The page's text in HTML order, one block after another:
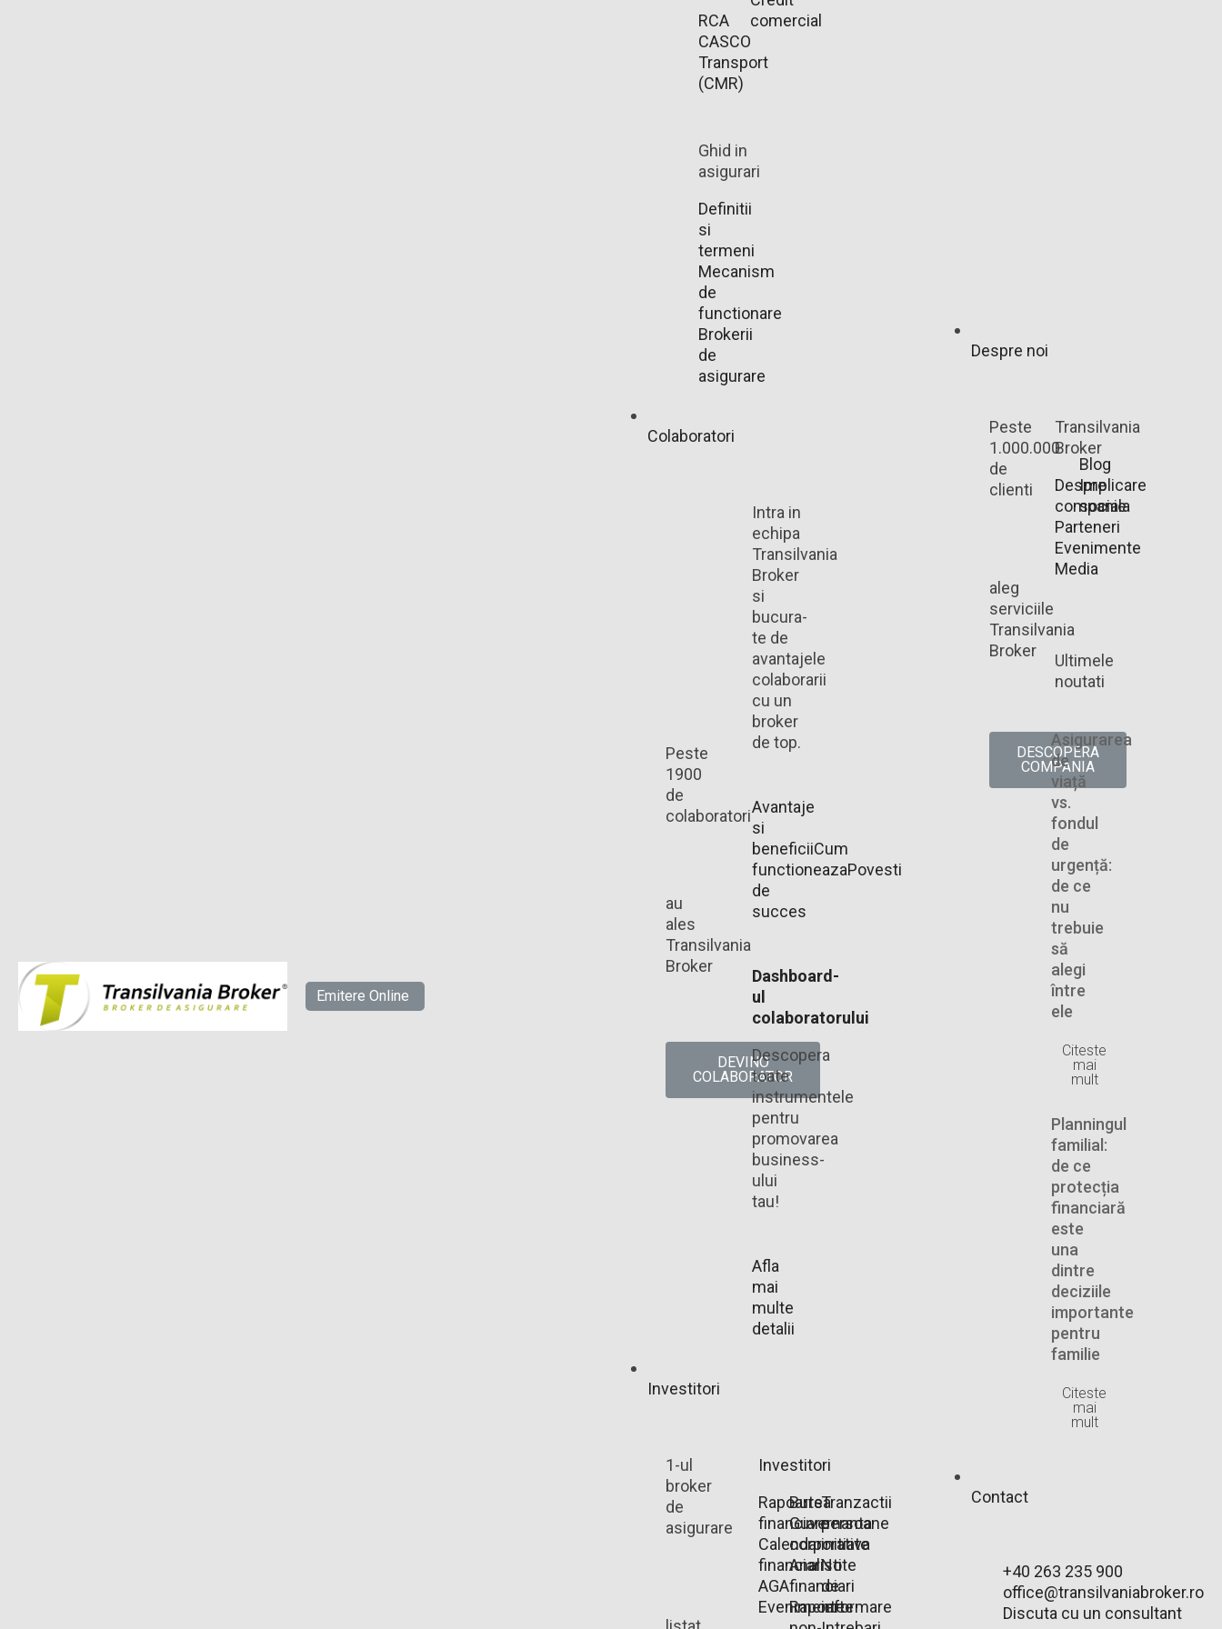
Emitere Online
RCA
CASCO
Transport
(CMR)
comercial
Ghid in
asigurari
Definitii
si
termeni
Mecanism
de
functionare
Brokerii
de
asigurare
Colaboratori
Peste
1900
de
colaboratori
au
ales
Transilvania
Broker​
DEVINO
COLABORATOR
Intra in
echipa
Transilvania
Broker
si
bucura-
te de
avantajele
colaborarii
cu un
broker
de top.
Avantaje
si
beneficiiCum
functioneazaPovesti
de
succes
Dashboard-
ul
colaboratorului
Descopera
toate
instrumentele
pentru
promovarea
business-
ului
tau!
Afla
mai
multe
detalii
Investitori
1-ul
broker
de
asigurare
Investitori
Rapoarte
financiare
Calendar
financiar
AGA
Evenimente
Bursa
Guvernanta
corporativa
Analisti
financiari
Rapoarte
Tranzactii
persoane
initiate
Note
de
informare
Despre noi
Peste
1.000.000
de
clienti
aleg
serviciile
Transilvania
Broker
DESCOPERA
COMPANIA
Transilvania
Broker
Despre
companie
Parteneri
Evenimente
Media
Blog
Implicare
sociala
Ultimele
noutati
Asigurarea
de
viață
vs.
fondul
de
urgență:
de ce
nu
trebuie
să
alegi
între
ele
Citeste
mai
mult
Planningul
familial:
de ce
protecția
financiară
este
una
dintre
deciziile
importante
pentru
familie
Citeste
mai
mult
Contact
+40 263 235 900
office@transilvaniabroker.ro
Discuta cu un consultant